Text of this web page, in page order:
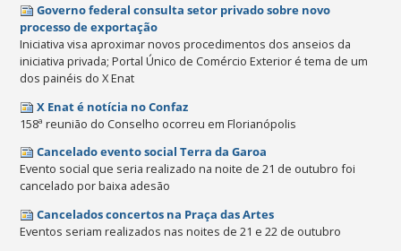
Governo federal consulta setor privado sobre novo
processo de exportação
Iniciativa visa aproximar novos procedimentos dos anseios da
iniciativa privada; Portal Único de Comércio Exterior é tema de um
dos painéis do X Enat
X Enat é notícia no Confaz
158ª reunião do Conselho ocorreu em Florianópolis
Cancelado evento social Terra da Garoa
Evento social que seria realizado na noite de 21 de outubro foi
cancelado por baixa adesão
Cancelados concertos na Praça das Artes
Eventos seriam realizados nas noites de 21 e 22 de outubro